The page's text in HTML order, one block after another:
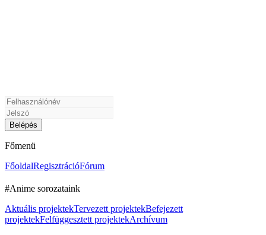
Főmenü
FőoldalRegisztrációFórum
#Anime sorozataink
Aktuális projektekTervezett projektekBefejezett
projektekFelfüggesztett projektekArchívum